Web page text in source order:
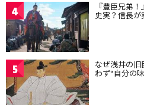
4 『豊臣兄弟
史実？信長
5 なぜ浅井の
わず“自分の